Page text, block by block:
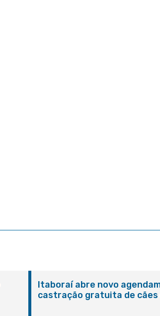
Itaboraí abre novo
castração gratuita de cães